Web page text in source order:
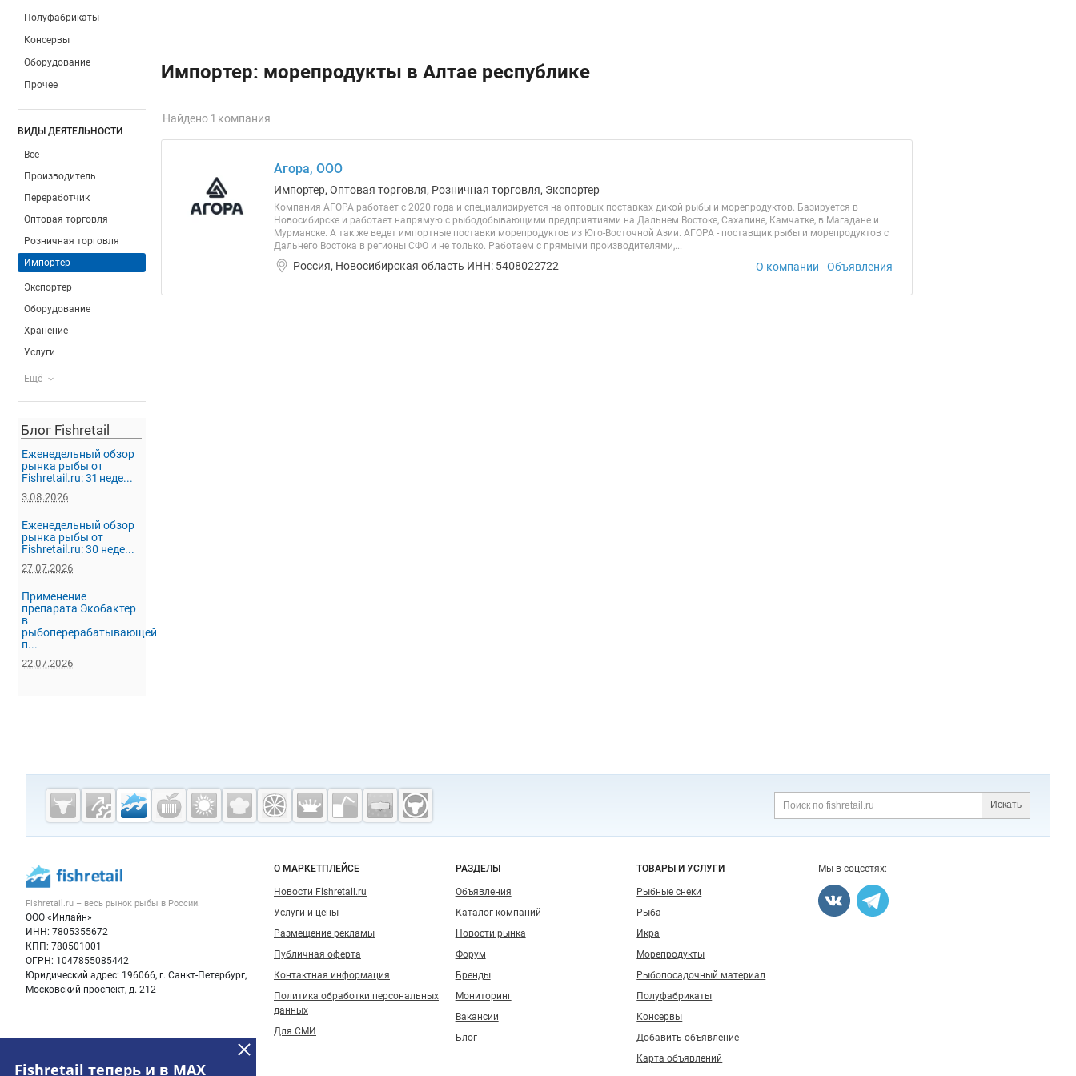
Полуфабрикаты
Консервы
Оборудование
Прочее
ВИДЫ ДЕЯТЕЛЬНОСТИ
Все
Производитель
Переработчик
Оптовая торговля
Розничная торговля
Импортер
Экспортер
Оборудование
Хранение
Услуги
Ещё
Блог Fishretail
Еженедельный обзор
рынка рыбы от
Fishretail.ru: 31 неде...
3.08.2026
Еженедельный обзор
рынка рыбы от
Fishretail.ru: 30 неде...
27.07.2026
Применение
препарата Экобактер
в
рыбоперерабатывающей
п...
22.07.2026
Импортер: морепродукты в Алтае республике
Найдено 1 компания
Агора, ООО
Импортер, Оптовая торговля, Розничная торговля, Экспортер
Компания АГОРА работает с 2020 года и специализируется на оптовых поставках дикой рыбы и морепродуктов. Базируется в
Новосибирске и работает напрямую с рыбодобывающими предприятиями на Дальнем Востоке, Сахалине, Камчатке, в Магадане и
Мурманске. А так же ведет импортные поставки морепродуктов из Юго-Восточной Азии. АГОРА - поставщик рыбы и морепродуктов с
Дальнего Востока в регионы СФО и не только. Работаем с прямыми производителями,...
Россия, Новосибирская область ИНН: 5408022722 О компании Объявления
Fishretail теперь и в MAX
Дополнительная информация
Искать
Cсылки на полезные проекты
Fishretail.ru —
рыба,
Важные разделы и контакты
Fishretail.ru – весь рынок рыбы в России.
ООО «Инлайн»
ИНН: 7805355672
КПП: 780501001
ОГРН: 1047855085442
Юридический адрес: 196066, г. Санкт-Петербург,
Московский проспект, д. 212
Навигация по сайту
О МАРКЕТПЛЕЙСЕ
Новости Fishretail.ru
Услуги и цены
Размещение рекламы
Публичная оферта
Контактная информация
Политика обработки персональных
данных
Для СМИ
РАЗДЕЛЫ
Объявления
Каталог компаний
Новости рынка
Форум
Бренды
Мониторинг
Вакансии
Блог
ТОВАРЫ И УСЛУГИ
Рыбные снеки
Рыба
Икра
Морепродукты
Рыбопосадочный материал
Полуфабрикаты
Консервы
Добавить объявление
Карта объявлений
Мы в соцсетях: